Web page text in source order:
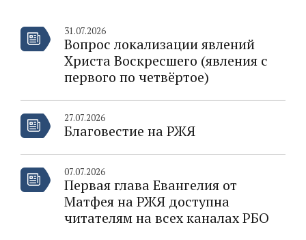
31.07.2026
Вопрос локализации явлений
Христа Воскресшего (явления с
первого по четвёртое)
27.07.2026
Благовестие на РЖЯ
07.07.2026
Первая глава Евангелия от
Матфея на РЖЯ доступна
читателям на всех каналах РБО